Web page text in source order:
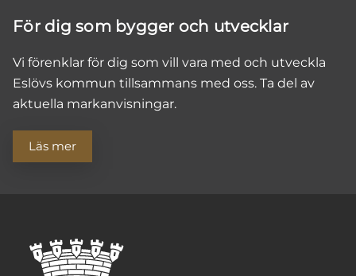
För dig som bygger och utvecklar
Vi förenklar för dig som vill vara med och utveckla
Eslövs kommun tillsammans med oss. Ta del av
aktuella markanvisningar.
Läs mer